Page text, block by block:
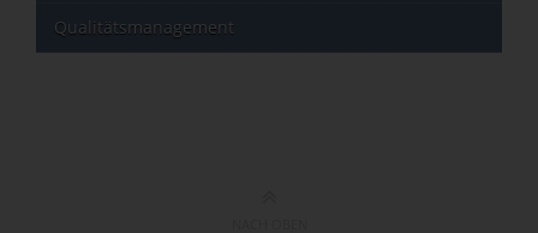
Qualitätsmanagement